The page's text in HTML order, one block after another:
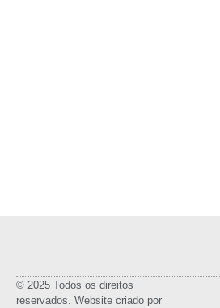
© 2025 Todos os direitos
reservados. Website criado por